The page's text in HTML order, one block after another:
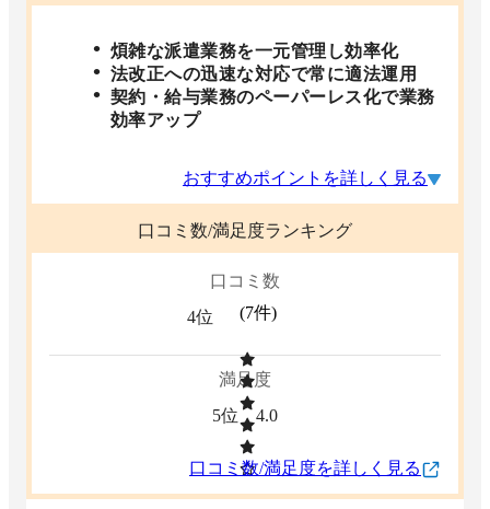
煩雑な派遣業務を一元管理し効率化
法改正への迅速な対応で常に適法運用
契約・給与業務のペーパーレス化で業務
効率アップ
おすすめポイントを詳しく見る
口コミ数/満足度ランキング
口コミ数
4位
(7件)
満足度
5位
4.0
口コミ数/満足度を詳しく見る